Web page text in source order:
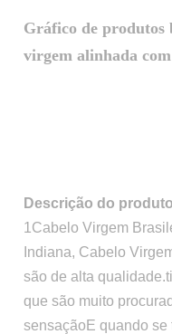
Gráfico de produtos
virgem alinhada
Descrição do produto
1Cabelo Virgem
Indiana, Cabelo
são de alta
que são muito
sensaçãoE quando